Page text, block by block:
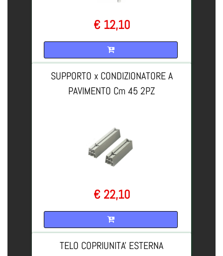
€ 12,10
SUPPORTO x CONDIZIONATORE A
PAVIMENTO Cm 45 2PZ
€ 22,10
TELO COPRIUNITA' ESTERNA